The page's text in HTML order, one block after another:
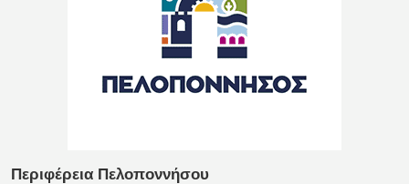
Περιφέρεια Πελοποννήσου